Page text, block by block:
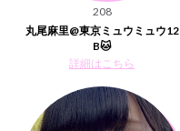
208
丸尾麻里@東京ミュウミュウ12
B🐱
詳細はこちら